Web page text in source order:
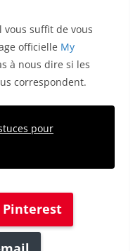
vous suffit de vous
officielle My
à nous dire si les
correspondent.
pour
Pinterest